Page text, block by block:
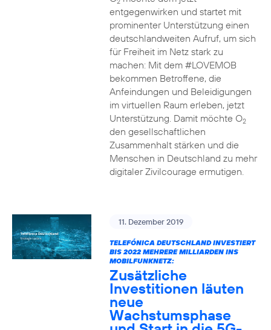
entgegenwirken und startet mit
prominenter Unterstützung einen
deutschlandweiten Aufruf, um sich
für Freiheit im Netz stark zu
machen: Mit dem #LOVEMOB
bekommen Betroffene, die
Anfeindungen und Beleidigungen
im virtuellen Raum erleben, jetzt
Unterstützung. Damit möchte O2
den gesellschaftlichen
Zusammenhalt stärken und die
Menschen in Deutschland zu mehr
digitaler Zivilcourage ermutigen.
11. Dezember 2019
TELEFÓNICA DEUTSCHLAND INVESTIERT
BIS 2022 MEHRERE MILLIARDEN INS
MOBILFUNKNETZ:
Zusätzliche
Investitionen läuten
neue
Wachstumsphase